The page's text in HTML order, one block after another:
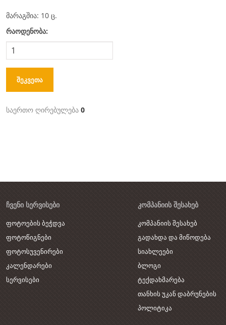
მარაგშია: 10 ც.
რაოდენობა:
ᲨᲔᲙᲕᲔᲗᲐ
საერთო ღირებულება 0
ᲩᲕᲔᲜᲘ ᲡᲔᲠᲕᲘᲡᲔᲑᲘ
ფოტოების ბეჭდვა
ფოტოწიგნები
ფოტოსუვენირები
კალენდარები
სერვისები
ᲙᲝᲛᲞᲐᲜᲘᲘᲡ ᲨᲔᲡᲐᲮᲔᲑ
კომპანიის შესახებ
გადახდა და მიწოდება
სიახლეები
ბლოგი
ტექდახმარება
თანხის უკან დაბრუნების
პოლიტიკა